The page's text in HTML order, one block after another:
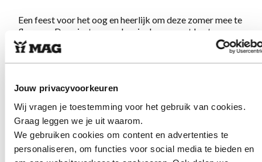
Jouw privacyvoorkeuren
Wij vragen je toestemming voor het gebruik van cookies.
Graag leggen we je uit waarom.
We gebruiken cookies om content en advertenties te
personaliseren, om functies voor social media te bieden en
Een feest voor het oog en heerlijk om deze zomer mee te
flaneren. Deze instappers kun je dragen met korte
sneakersokjes of blote voeten, net wat je voorkeur
heeft.
MAG mag verwachten:Geweldig lopen op eigenzinnige
schoenen. De stevige Megamok zool en het zachte
voetbed zorgen ervoor dat je eindeloos kunt lopen. Het
sterke maar zachte leer zorgt voor een comfortabel en
luxe gevoel aan je voeten. Eenmaal aan, nooit meer uit!